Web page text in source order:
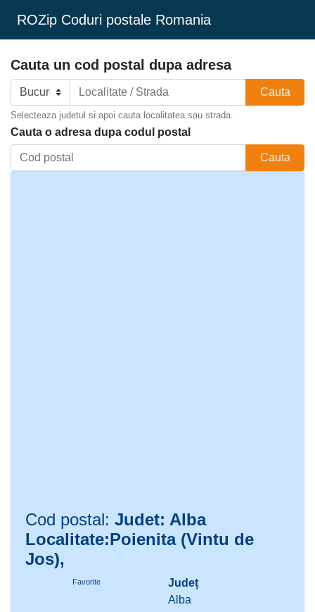
ROZip Coduri postale Romania
Cauta un cod postal dupa adresa
Cauta
Selecteaza judetul si apoi cauta localitatea sau strada.
Cauta o adresa dupa codul postal
Cauta
Cod postal: Judet: Alba
Localitate:Poienita (Vintu de
Jos),
Favorite
Județ
Alba